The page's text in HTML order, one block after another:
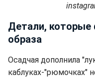
Детали, которые
образа
Осадчая дополнила
каблуках-"рюмочках"